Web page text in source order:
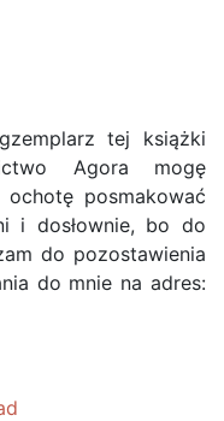
tej książki
Agora mogę
posmakować
i dosłownie, bo do
do pozostawienia
do mnie na adres: